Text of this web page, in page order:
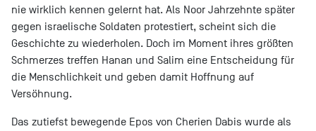
nie wirklich kennen gelernt hat. Als Noor Jahrzehnte später
gegen israelische Soldaten protestiert, scheint sich die
Geschichte zu wiederholen. Doch im Moment ihres größten
Schmerzes treffen Hanan und Salim eine Entscheidung für
die Menschlichkeit und geben damit Hoffnung auf
Versöhnung.
Das zutiefst bewegende Epos von Cherien Dabis wurde als